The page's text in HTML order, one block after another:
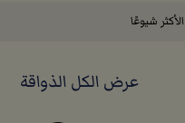
عرض الكل الذواقة
الأكثر شيوعًا